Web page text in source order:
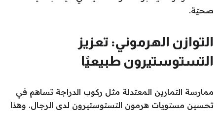
صحيّة.
التوازن الهرموني: تعزيز
التستوستيرون طبيعيًا
ممارسة التمارين المعتدلة مثل ركوب الدراجة تساهم في
تحسين مستويات هرمون التستوستيرون لدى الرجال. وهذا